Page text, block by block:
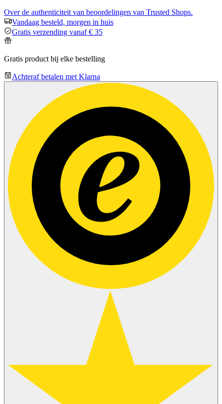
Over de authenticiteit van beoordelingen van Trusted Shops.
Vandaag besteld, morgen in huis
Gratis verzending vanaf € 35
Gratis product bij elke bestelling
Achteraf betalen met Klarna